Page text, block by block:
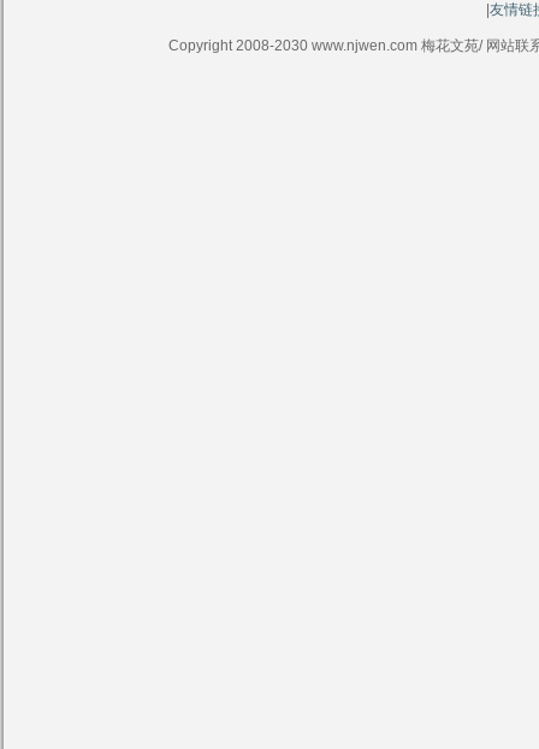
|友情链
Copyright 2008-2030 www.njwen.com 梅花文苑/ 网站